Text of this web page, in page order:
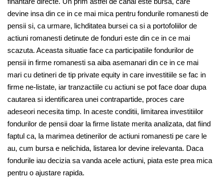
devine insa din ce in ce mai mica pentru fondurile romanesti de
pensii si, ca urmare, lichditatea bursei ca si a portofoliilor de
actiuni romanesti detinute de fonduri este din ce in ce mai
scazuta. Aceasta situatie face ca participatiile fondurilor de
pensii in firme romanesti sa aiba asemanari din ce in ce mai
mari cu detineri de tip private equity in care investitiile se fac in
firme ne-listate, iar tranzactiile cu actiuni se pot face doar dupa
cautarea si identificarea unei contrapartide, proces care
adeseori necesita timp. In aceste conditii, limitarea investitiilor
fondurilor de pensii doar la firme listate merita analizata, dat fiind
faptul ca, la marimea detinerilor de actiuni romanesti pe care le
au, cum bursa e nelichida, listarea lor devine irelevanta. Daca
fondurile iau decizia sa vanda acele actiuni, piata este prea mica
pentru o ajustare rapida.